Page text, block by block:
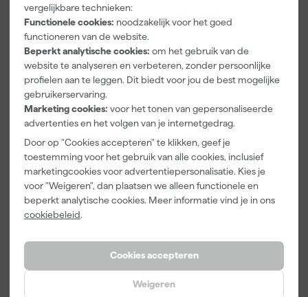
vergelijkbare technieken:
Functionele cookies: noodzakelijk voor het goed
functioneren van de website.
Beperkt analytische cookies: om het gebruik van de
website te analyseren en verbeteren, zonder persoonlijke
profielen aan te leggen. Dit biedt voor jou de best mogelijke
gebruikerservaring.
Marketing cookies: voor het tonen van gepersonaliseerde
advertenties en het volgen van je internetgedrag.
Door op "Cookies accepteren" te klikken, geef je
toestemming voor het gebruik van alle cookies, inclusief
marketingcookies voor advertentiepersonalisatie. Kies je
voor "Weigeren", dan plaatsen we alleen functionele en
beperkt analytische cookies. Meer informatie vind je in ons
cookiebeleid.
Cookies accepteren
Weigeren
Je koopt deze sneldrogende waterverdunbare grondverf voor
binnen gemakkelijk bij Verfwebwinkel. Deze verf wordt op kleur
gemengd en kan niet geretourneerd worden. Is er iets mis met
de kleur neem dan contact op met de klantenservice. Wil je
zakelijk bestellen lees dan verder overzakelijk bestellen.
Washi tape -
50mx24mm
3,99
incl. BTW
Verfbak -
12cm Roller -
0,5L + 5
Inzetbakken
bezorgd
incl. BTW
m Sk 500
incl. BTW
Onze Top 10 Onze Top 10
Anza PRO
Onze Top 10